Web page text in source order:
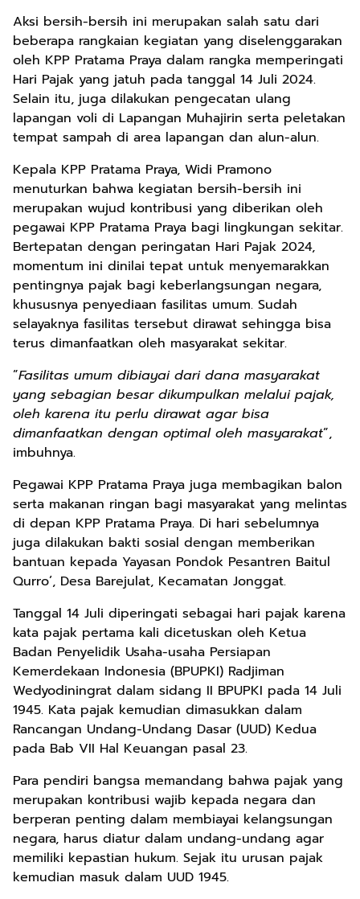
Aksi bersih-bersih ini merupakan salah satu dari
beberapa rangkaian kegiatan yang diselenggarakan
oleh KPP Pratama Praya dalam rangka memperingati
Hari Pajak yang jatuh pada tanggal 14 Juli 2024.
Selain itu, juga dilakukan pengecatan ulang
lapangan voli di Lapangan Muhajirin serta peletakan
tempat sampah di area lapangan dan alun-alun.
Kepala KPP Pratama Praya, Widi Pramono
menuturkan bahwa kegiatan bersih-bersih ini
merupakan wujud kontribusi yang diberikan oleh
pegawai KPP Pratama Praya bagi lingkungan sekitar.
Bertepatan dengan peringatan Hari Pajak 2024,
momentum ini dinilai tepat untuk menyemarakkan
pentingnya pajak bagi keberlangsungan negara,
khususnya penyediaan fasilitas umum. Sudah
selayaknya fasilitas tersebut dirawat sehingga bisa
terus dimanfaatkan oleh masyarakat sekitar.
”Fasilitas umum dibiayai dari dana masyarakat
yang sebagian besar dikumpulkan melalui pajak,
oleh karena itu perlu dirawat agar bisa
dimanfaatkan dengan optimal oleh masyarakat”,
imbuhnya.
Pegawai KPP Pratama Praya juga membagikan balon
serta makanan ringan bagi masyarakat yang melintas
di depan KPP Pratama Praya. Di hari sebelumnya
juga dilakukan bakti sosial dengan memberikan
bantuan kepada Yayasan Pondok Pesantren Baitul
Qurro’, Desa Barejulat, Kecamatan Jonggat.
Tanggal 14 Juli diperingati sebagai hari pajak karena
kata pajak pertama kali dicetuskan oleh Ketua
Badan Penyelidik Usaha-usaha Persiapan
Kemerdekaan Indonesia (BPUPKI) Radjiman
Wedyodiningrat dalam sidang II BPUPKI pada 14 Juli
1945. Kata pajak kemudian dimasukkan dalam
Rancangan Undang-Undang Dasar (UUD) Kedua
pada Bab VII Hal Keuangan pasal 23.
Para pendiri bangsa memandang bahwa pajak yang
merupakan kontribusi wajib kepada negara dan
berperan penting dalam membiayai kelangsungan
negara, harus diatur dalam undang-undang agar
memiliki kepastian hukum. Sejak itu urusan pajak
kemudian masuk dalam UUD 1945.